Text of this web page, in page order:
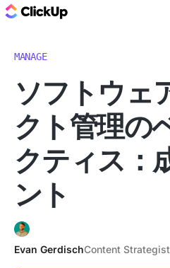
MANAGE
ソフトウェ
クト管理の
クティス：
ント
Evan GerdischContent Strategist